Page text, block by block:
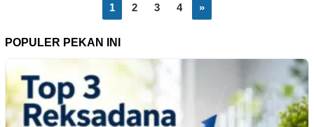
1 2 3 4 »
POPULER PEKAN INI